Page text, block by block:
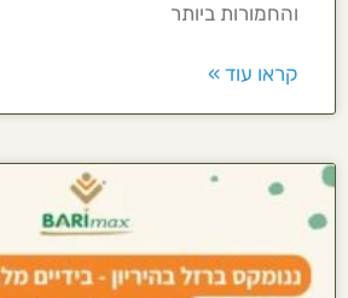
והחמורות ביותר
קראו עוד »